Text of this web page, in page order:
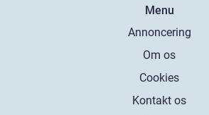
Menu
Annoncering
Om os
Cookies
Kontakt os